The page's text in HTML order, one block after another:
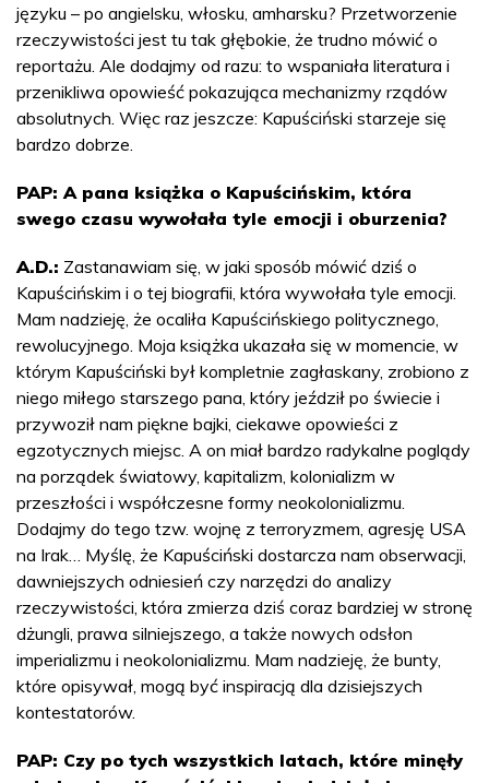
języku – po angielsku, włosku, amharsku? Przetworzenie
rzeczywistości jest tu tak głębokie, że trudno mówić o
reportażu. Ale dodajmy od razu: to wspaniała literatura i
przenikliwa opowieść pokazująca mechanizmy rządów
absolutnych. Więc raz jeszcze: Kapuściński starzeje się
bardzo dobrze.
PAP: A pana książka o Kapuścińskim, która
swego czasu wywołała tyle emocji i oburzenia?
A.D.: Zastanawiam się, w jaki sposób mówić dziś o
Kapuścińskim i o tej biografii, która wywołała tyle emocji.
Mam nadzieję, że ocaliła Kapuścińskiego politycznego,
rewolucyjnego. Moja książka ukazała się w momencie, w
którym Kapuściński był kompletnie zagłaskany, zrobiono z
niego miłego starszego pana, który jeździł po świecie i
przywoził nam piękne bajki, ciekawe opowieści z
egzotycznych miejsc. A on miał bardzo radykalne poglądy
na porządek światowy, kapitalizm, kolonializm w
przeszłości i współczesne formy neokolonializmu.
Dodajmy do tego tzw. wojnę z terroryzmem, agresję USA
na Irak… Myślę, że Kapuściński dostarcza nam obserwacji,
dawniejszych odniesień czy narzędzi do analizy
rzeczywistości, która zmierza dziś coraz bardziej w stronę
dżungli, prawa silniejszego, a także nowych odsłon
imperializmu i neokolonializmu. Mam nadzieję, że bunty,
które opisywał, mogą być inspiracją dla dzisiejszych
kontestatorów.
PAP: Czy po tych wszystkich latach, które minęły